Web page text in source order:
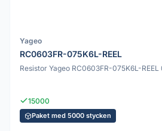
Yageo
RC0603FR-075K6L-REEL
Resistor Yageo RC0603FR-075K6L-REEL
15000
Paket med 5000 stycken